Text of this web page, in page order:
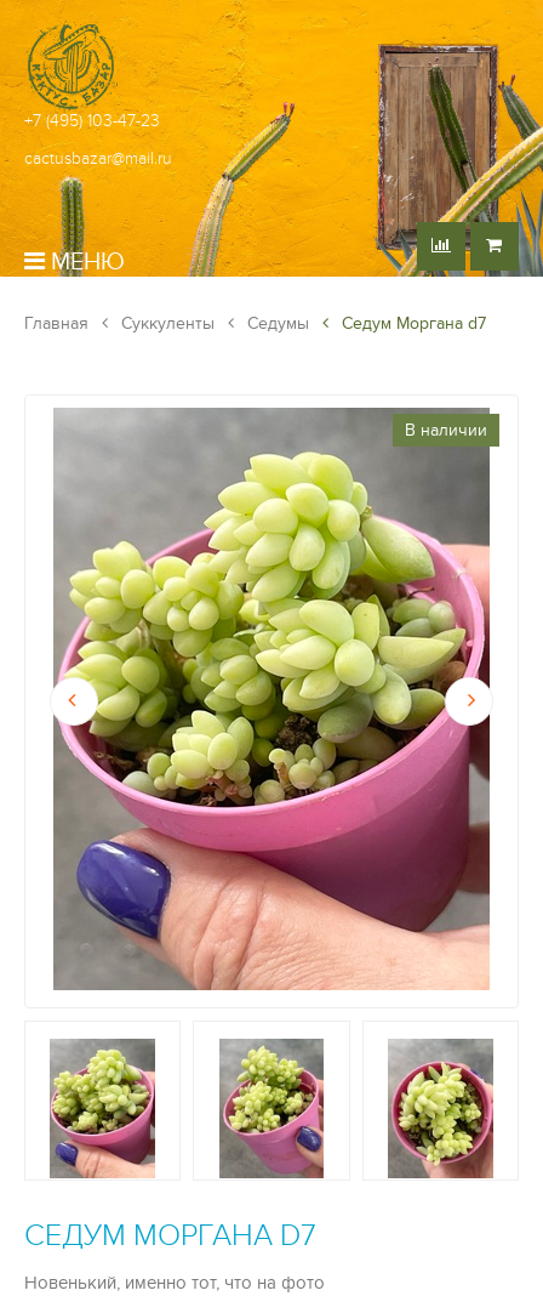
+7 (495) 103-47-23
cactusbazar@mail.ru
МЕНЮ
Главная Суккуленты Седумы Седум Моргана d7
В наличии
СЕДУМ МОРГАНА D7
Новенький, именно тот, что на фото